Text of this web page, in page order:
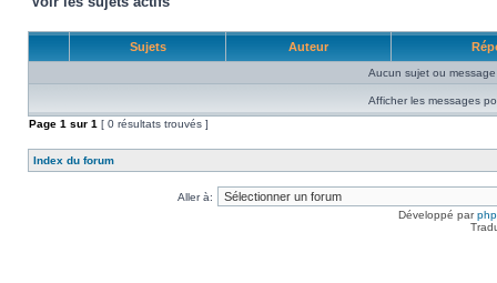
Sujets Auteur
Aucun sujet ou
Afficher les messages
Page 1 sur 1 [ 0 résultats trouvés ]
Index du forum
Aller à:
Développé par